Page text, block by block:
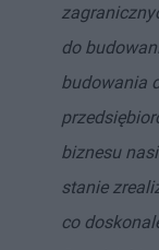
do
budowania
biznesu
stanie
co